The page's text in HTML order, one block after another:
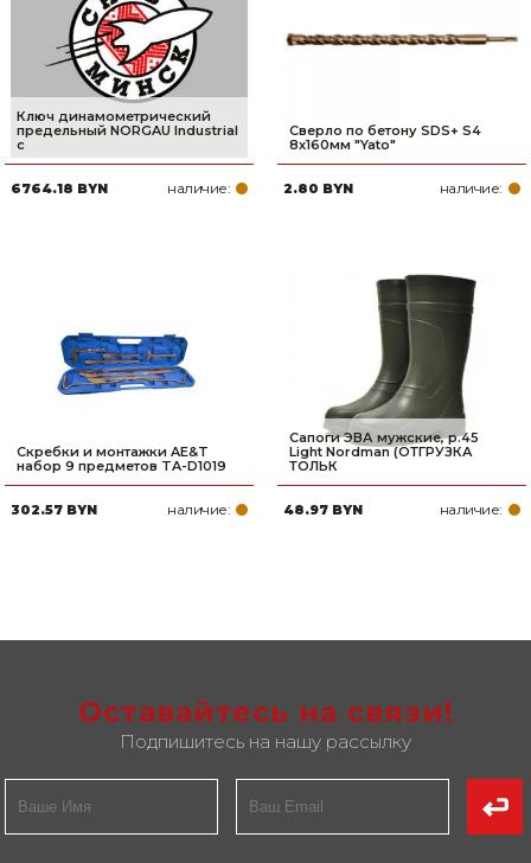
Ключ динамометрический
предельный NORGAU Industrial
с
6764.18 BYN наличие:
Сверло по бетону SDS+ S4
8х160мм "Yato"
2.80 BYN наличие:
Скребки и монтажки AE&T
набор 9 предметов TA-D1019
302.57 BYN наличие:
Сапоги ЭВА мужские, р.45
Light Nordman (ОТГРУЗКА
ТОЛЬК
48.97 BYN наличие:
Оставайтесь на связи!
Подпишитесь на нашу рассылку